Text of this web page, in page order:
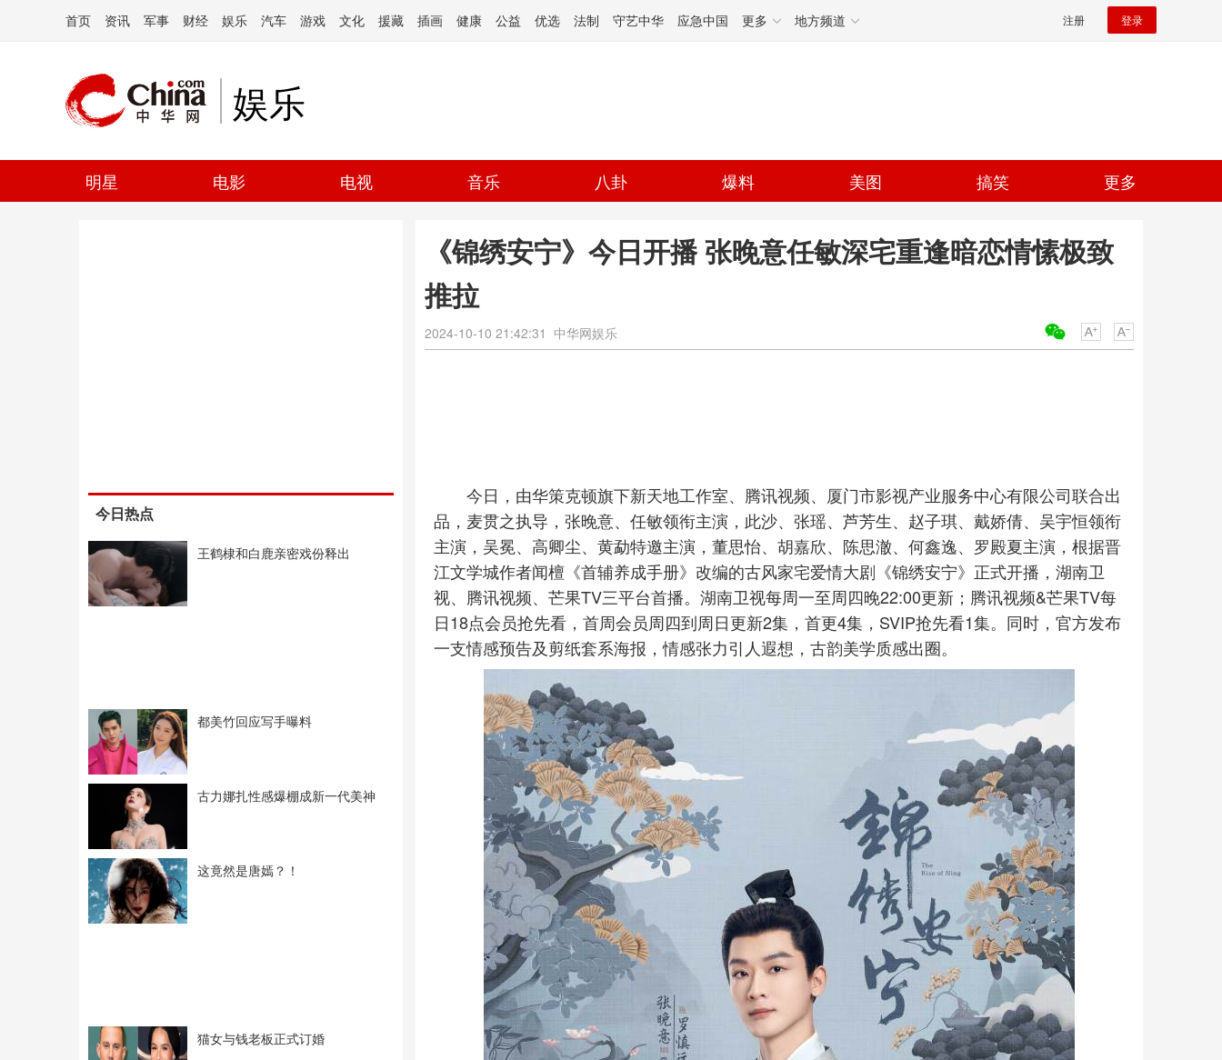
首页 资讯 军事 财经 娱乐 汽车 游戏 文化 援藏 插画 健康 公益 优选 法制 守艺中华 应急中国 更多 地方频道 注册 登录
娱乐
明星 电影 电视 音乐 八卦 爆料 美图 搞笑 更多
今日热点
王鹤棣和白鹿亲密戏份释出
都美竹回应写手曝料
古力娜扎性感爆棚成新一代美神
这竟然是唐嫣？！
猫女与钱老板正式订婚
《锦绣安宁》今日开播 张晚意任敏深宅重逢暗恋情愫极致
推拉
2024-10-10 21:42:31 中华网娱乐
今日，由华策克顿旗下新天地工作室、腾讯视频、厦门市影视产业服务中心有限公司联合出
品，麦贯之执导，张晚意、任敏领衔主演，此沙、张瑶、芦芳生、赵子琪、戴娇倩、吴宇恒领衔
主演，吴冕、高卿尘、黄勐特邀主演，董思怡、胡嘉欣、陈思澈、何鑫逸、罗殿夏主演，根据晋
江文学城作者闻檀《首辅养成手册》改编的古风家宅爱情大剧《锦绣安宁》正式开播，湖南卫
视、腾讯视频、芒果TV三平台首播。湖南卫视每周一至周四晚22:00更新；腾讯视频&芒果TV每
日18点会员抢先看，首周会员周四到周日更新2集，首更4集，SVIP抢先看1集。同时，官方发布
一支情感预告及剪纸套系海报，情感张力引人遐想，古韵美学质感出圈。